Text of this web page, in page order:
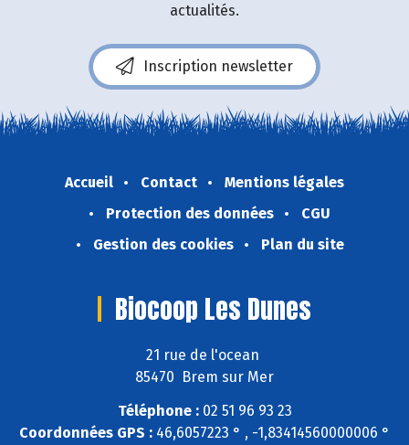
actualités.
Inscription newsletter
Accueil Contact
Mentions légales
Protection des données
CGU
Gestion des cookies
Plan du site
Biocoop Les Dunes
21 rue de l'ocean
85470 Brem sur Mer
Téléphone :02 51 96 93 23
Coordonnées GPS : 46,6057223 ° , -1,83414560000006 °